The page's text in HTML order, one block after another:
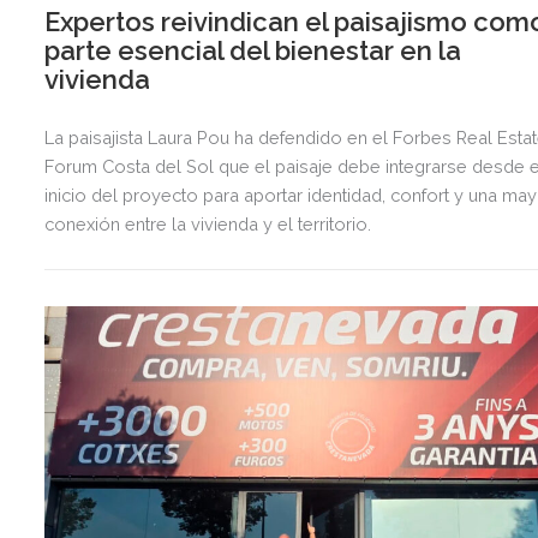
Expertos reivindican el paisajismo
parte esencial del bienestar en la
vivienda
La paisajista Laura Pou ha defendido en el Forbes Real
Forum Costa del Sol que el paisaje debe integrarse desde
inicio del proyecto para aportar identidad, confort y una
conexión entre la vivienda y el territorio.